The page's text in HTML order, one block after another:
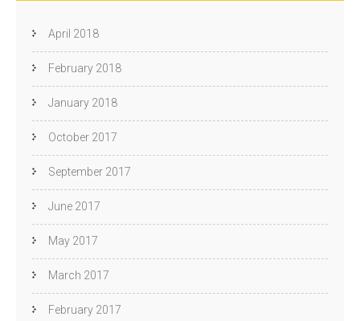
April 2018
February 2018
January 2018
October 2017
September 2017
June 2017
May 2017
March 2017
February 2017